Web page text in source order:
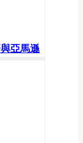
亞馬遜